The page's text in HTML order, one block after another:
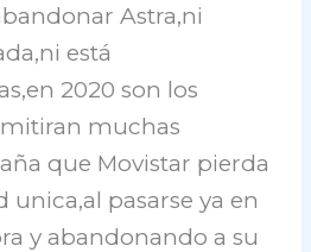
Astra,ni
está
2020 son los
muchas
que Movistar pierda
pasarse ya en
y abandonando a su